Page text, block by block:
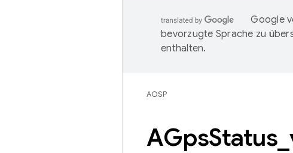
Google
bevorzugte Sprache zu
enthalten.
AOSP
AGpsStatus